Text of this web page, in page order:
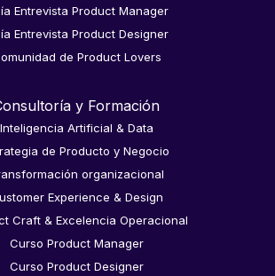
Entrevista Product Manager
Entrevista Product Designer
de Product Lovers
y Formación
Inteligencia Artificial & Data
de Producto y Negocio
organizacional
Experience & Design
Craft & Excelencia Operacional
Curso Product Manager
Curso Product Designer